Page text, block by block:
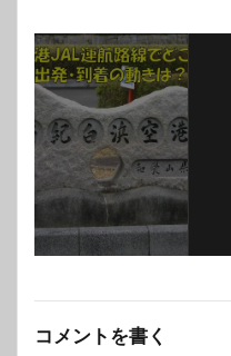
コメントを書く